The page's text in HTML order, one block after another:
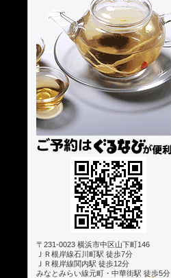
〒231-0023 横浜市中区山下町146
ＪＲ根岸線石川町駅 徒歩7分
ＪＲ根岸線関内駅 徒歩12分
みなとみらい線元町・中華街駅 徒歩5分